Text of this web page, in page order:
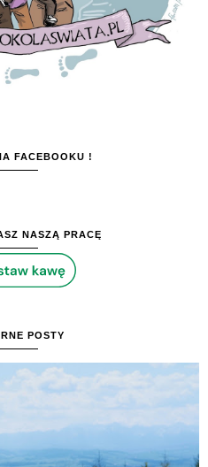
FACEBOOKU !
NASZĄ PRACĘ
POSTY